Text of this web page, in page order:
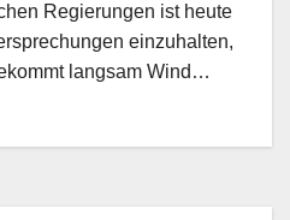
Regierungen ist heute
einzuhalten,
langsam Wind…